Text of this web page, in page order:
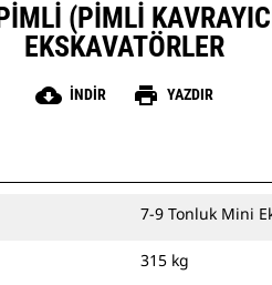
(PIMLI
EKSKAVATÖRLER
cloud_download İNDIR print YAZDIR
7-9 Tonluk Mini
315 kg